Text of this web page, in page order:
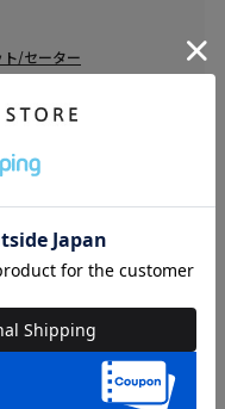
ト/セーター
-30%
）